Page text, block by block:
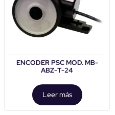
ENCODER PSC MOD. MB-
ABZ-T-24
Leer más